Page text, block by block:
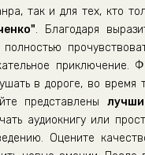
так и для тех, кто
. Благодаря
приключение.
в дороге, во время
представлены
аудиокнигу или
Оцените